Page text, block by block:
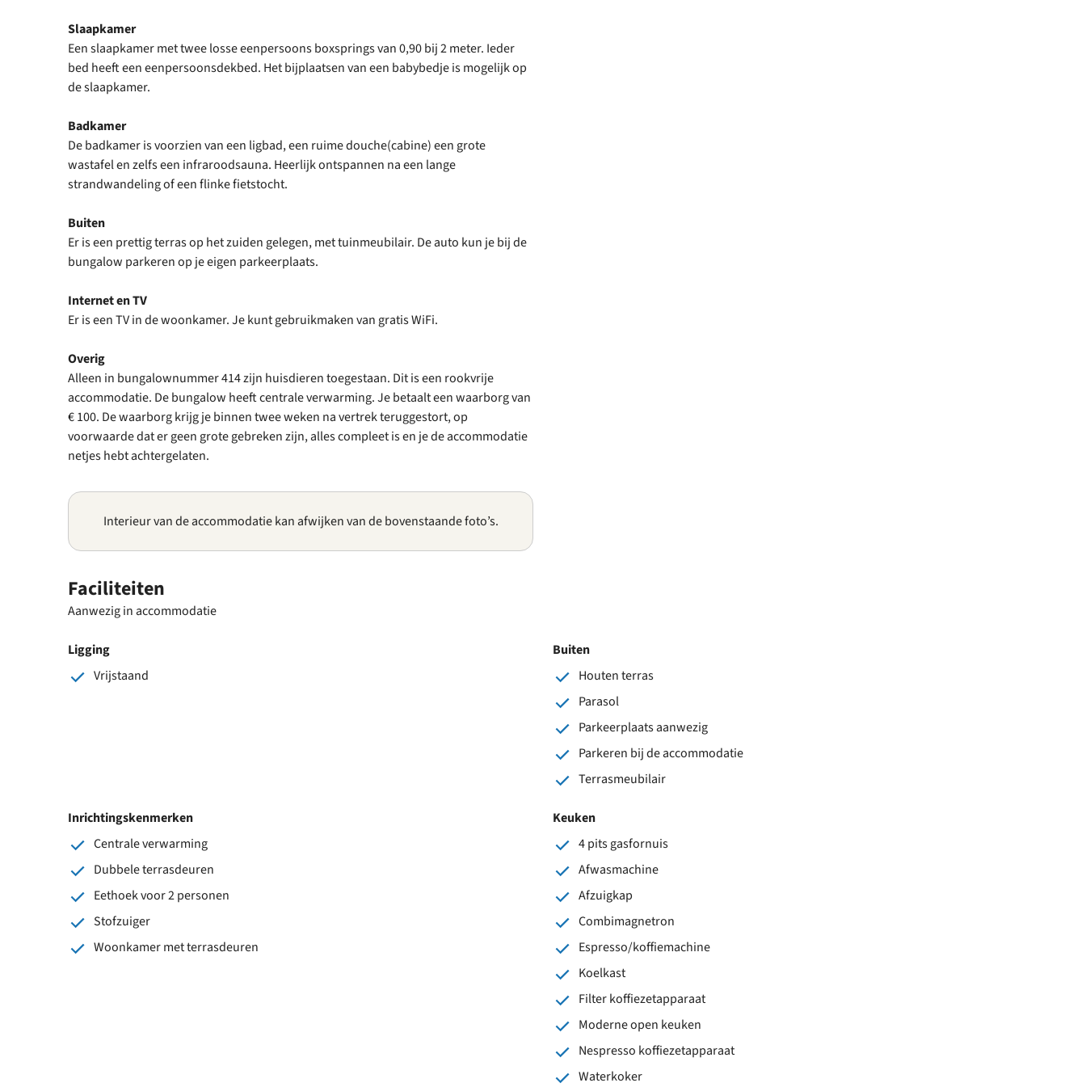
Slaapkamer
Een slaapkamer met twee losse eenpersoons boxsprings van 0,90 bij 2 meter. Ieder
bed heeft een eenpersoonsdekbed. Het bijplaatsen van een babybedje is mogelijk op
de slaapkamer.
Badkamer
De badkamer is voorzien van een ligbad, een ruime douche(cabine) een grote
wastafel en zelfs een infraroodsauna. Heerlijk ontspannen na een lange
strandwandeling of een flinke fietstocht.
Buiten
Er is een prettig terras op het zuiden gelegen, met tuinmeubilair. De auto kun je bij de
bungalow parkeren op je eigen parkeerplaats.
Internet en TV
Er is een TV in de woonkamer. Je kunt gebruikmaken van gratis WiFi.
Overig
Alleen in bungalownummer 414 zijn huisdieren toegestaan. Dit is een rookvrije
accommodatie. De bungalow heeft centrale verwarming. Je betaalt een waarborg van
€ 100. De waarborg krijg je binnen twee weken na vertrek teruggestort, op
voorwaarde dat er geen grote gebreken zijn, alles compleet is en je de accommodatie
netjes hebt achtergelaten.
Interieur van de accommodatie kan afwijken van de bovenstaande foto’s.
Faciliteiten
Aanwezig in accommodatie
Ligging
Vrijstaand
Buiten
Houten terras
Parasol
Parkeerplaats aanwezig
Parkeren bij de accommodatie
Terrasmeubilair
Inrichtingskenmerken
Centrale verwarming
Dubbele terrasdeuren
Eethoek voor 2 personen
Stofzuiger
Woonkamer met terrasdeuren
Keuken
4 pits gasfornuis
Afwasmachine
Afzuigkap
Combimagnetron
Espresso/koffiemachine
Koelkast
Filter koffiezetapparaat
Moderne open keuken
Nespresso koffiezetapparaat
Waterkoker